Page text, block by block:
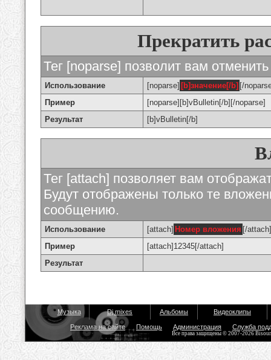
Прекратить
Тег [noparse] позволит вам
Использование [noparse] [b]значение[/b] [/
Пример
[noparse][b]vBulletin[/b][/noparse]
Результат
[b]vBulletin[/b]
Тег [attach] позволяет вам
Будут отображены только те
сообщению.
Использование [attach] Номер вложения [/attach]
Пример
[attach]12345[/attach]
Результат
Музыка Dj mixes Альбомы Видеоклипы
Реклама на сайте Помощь Администрация Служба
Все права защищены © 2007-2026